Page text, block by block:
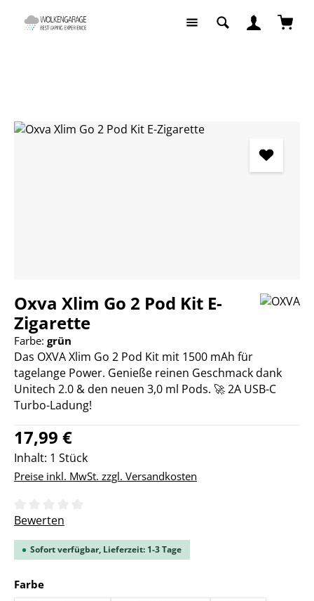
Zum Hauptinhalt springen
Bildergalerie überspringen
Oxva Xlim Go 2 Pod Kit E-
Zigarette
Farbe: grün
Das OXVA Xlim Go 2 Pod Kit mit 1500 mAh für
tagelange Power. Genieße reinen Geschmack dank
Unitech 2.0 & den neuen 3,0 ml Pods. 🚀 2A USB-C
Turbo-Ladung!
Regulärer Preis:
17,99 €
Inhalt: 1 Stück
Preise inkl. MwSt. zzgl. Versandkosten
Durchschnittliche Bewertung von 0 von 5 Sternen
Bewerten
Sofort verfügbar, Lieferzeit: 1-3 Tage
Farbeauswählen